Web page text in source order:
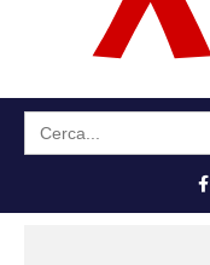
Search
for: